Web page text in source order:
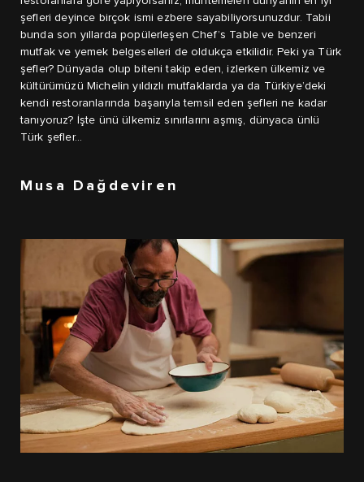
şefleri deyince birçok ismi ezbere sayabiliyorsunuzdur. Tabii
bunda son yıllarda popülerleşen Chef’s Table ve benzeri
mutfak ve yemek belgeselleri de oldukça etkilidir. Peki ya Türk
şefler? Dünyada olup biteni takip eden, izlerken ülkemiz ve
kültürümüzü Michelin yıldızlı mutfaklarda ya da Türkiye’deki
kendi restoranlarında başarıyla temsil eden şefleri ne kadar
tanıyoruz? İşte ünü ülkemiz sınırlarını aşmış, dünyaca ünlü
Türk şefler…
Musa Dağdeviren